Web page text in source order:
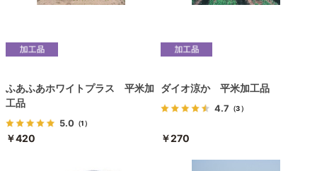
ふあふあホワイトプラス 平米加
工品
5.0 （1）
￥420
ダイオ涼か 平米加工品
4.7 （3）
￥270